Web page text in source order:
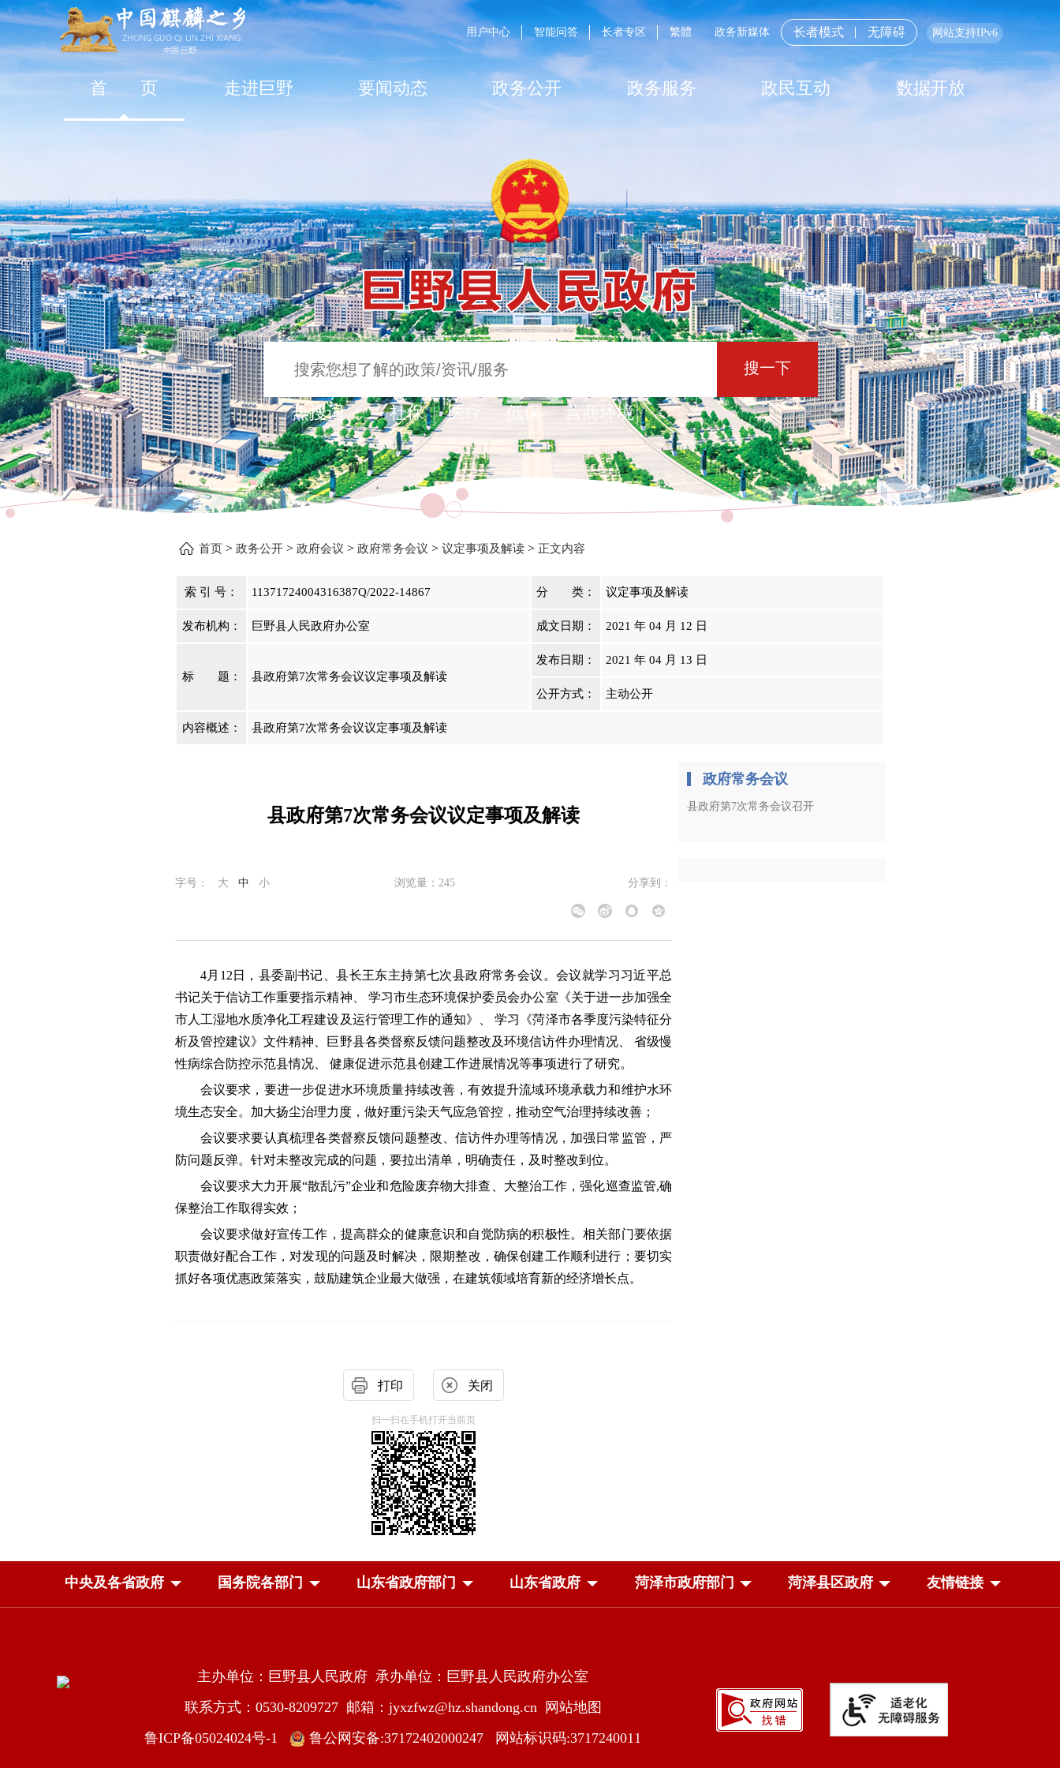
用户中心 智能问答 长者专区 繁體 政务新媒体 长者模式 无障碍 网站支持IPv6
首 页 走进巨野 要闻动态 政务公开 政务服务 政民互动 数据开放
搜一下
热搜词 ： 社保 医疗 低保 营商环境
首页> 政务公开> 政府会议 > 政府常务会议 > 议定事项及解读> 正文内容
索 引 号： 11371724004316387Q/2022-14867 分 类： 议定事项及解读
发布机构： 巨野县人民政府办公室 成文日期： 2021 年 04 月 12 日
标 题： 县政府第7次常务会议议定事项及解读
发布日期： 2021 年 04 月 13 日
公开方式： 主动公开
内容概述： 县政府第7次常务会议议定事项及解读
县政府第7次常务会议议定事项及解读
字号： 大 中 小 浏览量：245 分享到：
4月12日，县委副书记、县长王东主持第七次县政府常务会议。会议就学习习近平总
书记关于信访工作重要指示精神、 学习市生态环境保护委员会办公室《关于进一步加强全
市人工湿地水质净化工程建设及运行管理工作的通知》、 学习《菏泽市各季度污染特征分
析及管控建议》文件精神、巨野县各类督察反馈问题整改及环境信访件办理情况、 省级慢
性病综合防控示范县情况、 健康促进示范县创建工作进展情况等事项进行了研究。
会议要求， 要进一步促进水环境质量持续改善，有效提升流域环境承载力和维护水环
境生态安全。 加大扬尘治理力度，做好重污染天气应急管控，推动空气治理持续改善；
会议要求要认真梳理各类督察反馈问题整改、信访件办理等情况，加强日常监管，严
防问题反弹。针对未整改完成的问题，要拉出清单，明确责任，及时整改到位。
会议要求大力开展“散乱污”企业和危险废弃物大排查、大整治工作，强化巡查监管,确
保整治工作取得实效；
会议要求做好宣传工作，提高群众的健康意识和自觉防病的积极性。相关部门要依据
职责做好配合工作，对发现的问题及时解决，限期整改，确保创建工作顺利进行； 要切实
抓好各项优惠政策落实，鼓励建筑企业最大做强，在建筑领域培育新的经济增长点。
打印 关闭
扫一扫在手机打开当前页
政府常务会议
县政府第7次常务会议召开
中央及各省政府 国务院各部门 山东省政府部门 山东省政府 菏泽市政府部门 菏泽县区政府 友情链接
主办单位：巨野县人民政府 承办单位：巨野县人民政府办公室
联系方式：0530-8209727 邮箱：jyxzfwz@hz.shandong.cn
网站地图
鲁ICP备05024024号-1
鲁公网安备:37172402000247 网站标识码:3717240011